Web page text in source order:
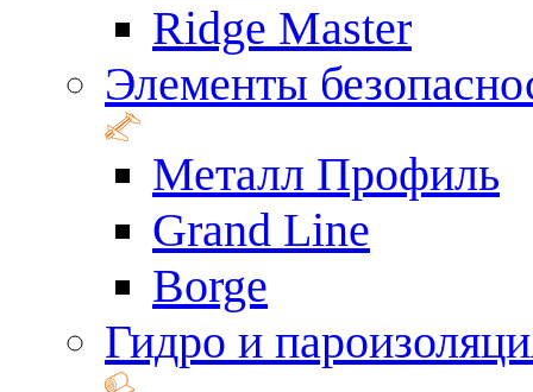
Ridge Master
Элементы
Металл Профиль
Grand Line
Borge
Гидро и